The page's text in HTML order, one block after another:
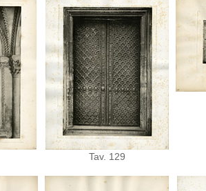
Tav. 129